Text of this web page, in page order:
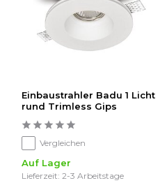
Einbaustrahler Badu 1 Licht
rund Trimless Gips
Vergleichen
Auf Lager
Lieferzeit: 2-3 Arbeitstage